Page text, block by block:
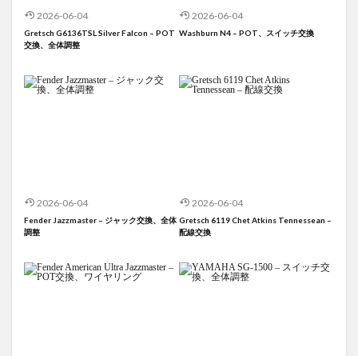
2026-06-04
Gretsch G6136TSL Silver Falcon – POT
交換、全体調整
2026-06-04
Washburn N4 – POT、スイッチ交換
2026-06-04
Fender Jazzmaster – ジャック交換、全体
調整
2026-06-04
Gretsch 6119 Chet Atkins Tennessean –
配線交換